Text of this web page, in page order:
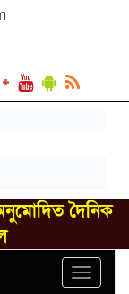
দৈনিক
Toggle